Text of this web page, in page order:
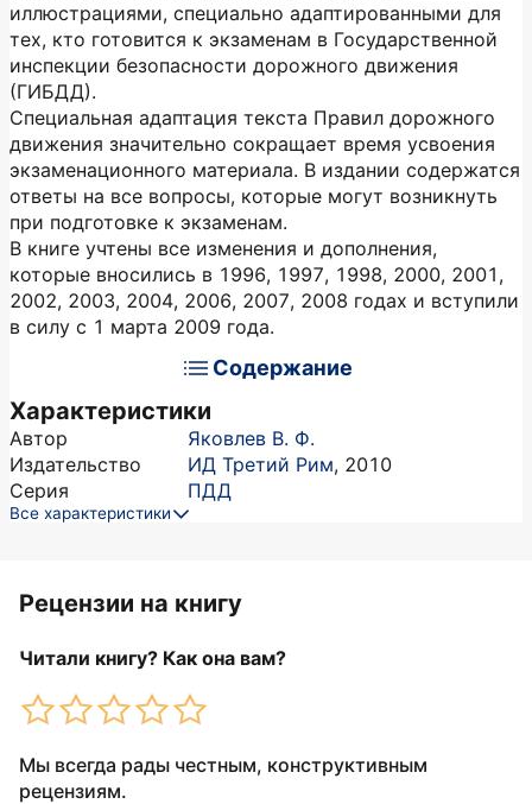
иллюстрациями, специально адаптированными для
тех, кто готовится к экзаменам в Государственной
инспекции безопасности дорожного движения
(ГИБДД).
Специальная адаптация текста Правил дорожного
движения значительно сокращает время усвоения
экзаменационного материала. В издании содержатся
ответы на все вопросы, которые могут возникнуть
при подготовке к экзаменам.
В книге учтены все изменения и дополнения,
которые вносились в 1996, 1997, 1998, 2000, 2001,
2002, 2003, 2004, 2006, 2007, 2008 годах и вступили
в силу с 1 марта 2009 года.
Содержание
Характеристики
Автор
Яковлев В. Ф.
Издательство
ИД Третий Рим, 2010
Серия
ПДД
Все характеристики
Рецензии на книгу
Читали книгу? Как она вам?
Мы всегда рады честным, конструктивным
рецензиям.